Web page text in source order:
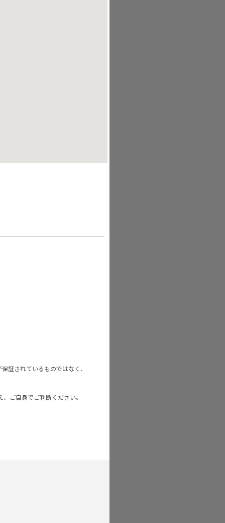
証されているものではなく、
ご自身でご判断ください。